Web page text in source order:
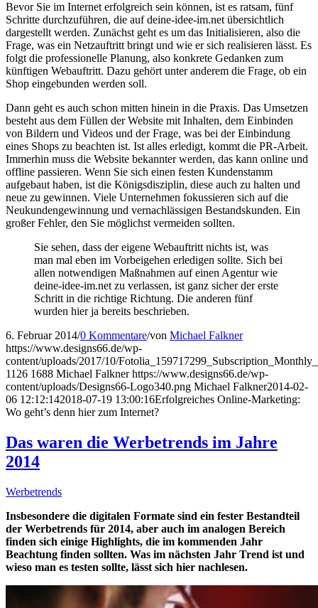
Bevor Sie im Internet erfolgreich sein können, ist es ratsam, fünf
Schritte durchzuführen, die auf deine-idee-im.net übersichtlich
dargestellt werden. Zunächst geht es um das Initialisieren, also die
Frage, was ein Netzauftritt bringt und wie er sich realisieren lässt. Es
folgt die professionelle Planung, also konkrete Gedanken zum
künftigen Webauftritt. Dazu gehört unter anderem die Frage, ob ein
Shop eingebunden werden soll.
Dann geht es auch schon mitten hinein in die Praxis. Das Umsetzen
besteht aus dem Füllen der Website mit Inhalten, dem Einbinden
von Bildern und Videos und der Frage, was bei der Einbindung
eines Shops zu beachten ist. Ist alles erledigt, kommt die PR-Arbeit.
Immerhin muss die Website bekannter werden, das kann online und
offline passieren. Wenn Sie sich einen festen Kundenstamm
aufgebaut haben, ist die Königsdisziplin, diese auch zu halten und
neue zu gewinnen. Viele Unternehmen fokussieren sich auf die
Neukundengewinnung und vernachlässigen Bestandskunden. Ein
großer Fehler, den Sie möglichst vermeiden sollten.
Sie sehen, dass der eigene Webauftritt nichts ist, was
man mal eben im Vorbeigehen erledigen sollte. Sich bei
allen notwendigen Maßnahmen auf einen Agentur wie
deine-idee-im.net zu verlassen, ist ganz sicher der erste
Schritt in die richtige Richtung. Die anderen fünf
wurden hier ja bereits beschrieben.
6. Februar 2014/0 Kommentare/von Michael Falkner
https://www.designs66.de/wp-
content/uploads/2017/10/
1126 1688 Michael Falkner https://www.designs66.de/wp-
content/uploads/Designs66-Logo340.png Michael Falkner2014-02-
06 12:12:142018-07-19 13:00:16Erfolgreiches Online-Marketing:
Wo geht’s denn hier zum Internet?
Das waren die Werbetrends im Jahre
2014
Werbetrends
Insbesondere die digitalen Formate sind ein fester Bestandteil
der Werbetrends für 2014, aber auch im analogen Bereich
finden sich einige Highlights, die im kommenden Jahr
Beachtung finden sollten. Was im nächsten Jahr Trend ist und
wieso man es testen sollte, lässt sich hier nachlesen.